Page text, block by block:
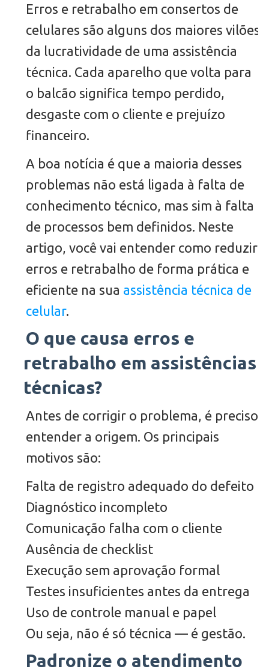
Erros e retrabalho em consertos de
celulares são alguns dos maiores vilões
da lucratividade de uma assistência
técnica. Cada aparelho que volta para
o balcão significa tempo perdido,
desgaste com o cliente e prejuízo
financeiro.
A boa notícia é que a maioria desses
problemas não está ligada à falta de
conhecimento técnico, mas sim à falta
de processos bem definidos. Neste
artigo, você vai entender como reduzir
erros e retrabalho de forma prática e
eficiente na sua assistência técnica de
celular.
O que causa erros e
retrabalho em assistências
técnicas?
Antes de corrigir o problema, é preciso
entender a origem. Os principais
motivos são:
Falta de registro adequado do defeito
Diagnóstico incompleto
Comunicação falha com o cliente
Ausência de checklist
Execução sem aprovação formal
Testes insuficientes antes da entrega
Uso de controle manual e papel
Ou seja, não é só técnica — é gestão.
Padronize o atendimento